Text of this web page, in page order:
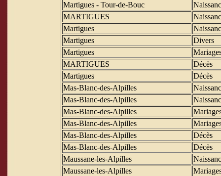
Martigues - Tour-de-Bouc
MARTIGUES
Martigues
Martigues
Divers
Martigues
MARTIGUES
Décès
Martigues
Décès
Mas-Blanc-des-Alpilles
Mas-Blanc-des-Alpilles
Mas-Blanc-des-Alpilles
Mas-Blanc-des-Alpilles
Mas-Blanc-des-Alpilles
Décès
Mas-Blanc-des-Alpilles
Décès
Maussane-les-Alpilles
Maussane-les-Alpilles